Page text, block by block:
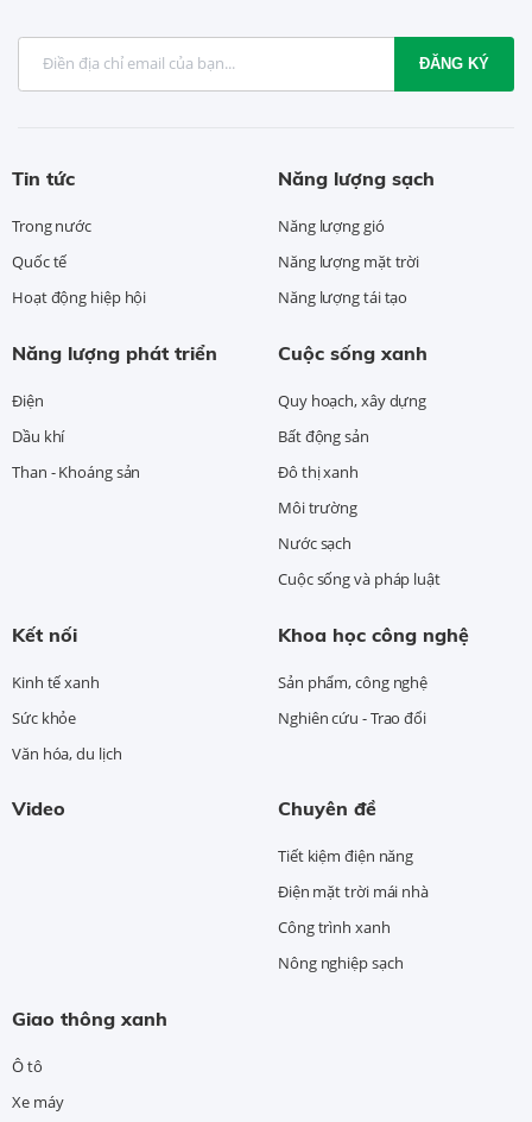
ĐĂNG KÝ
Tin tức
Trong nước
Quốc tế
Hoạt động hiệp hội
Năng lượng sạch
Năng lượng gió
Năng lượng mặt trời
Năng lượng tái tạo
Năng lượng phát triển
Điện
Dầu khí
Than - Khoáng sản
Cuộc sống xanh
Quy hoạch, xây dựng
Bất động sản
Đô thị xanh
Môi trường
Nước sạch
Cuộc sống và pháp luật
Kết nối
Kinh tế xanh
Sức khỏe
Văn hóa, du lịch
Khoa học công nghệ
Sản phẩm, công nghệ
Nghiên cứu - Trao đổi
Video Chuyên đề
Tiết kiệm điện năng
Điện mặt trời mái nhà
Công trình xanh
Nông nghiệp sạch
Giao thông xanh
Ô tô
Xe máy